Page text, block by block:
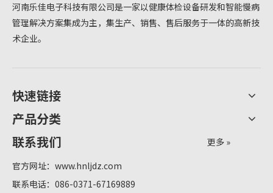
河南乐佳电子科技有限公司是一家以健康体检设备研发和智能慢病
管理解决方案集成为主，集生产、销售、售后服务于一体的高新技
术企业。
快速链接
产品分类
联系我们
更多 »
官方网址： www.hnljdz.com
联系电话：086-0371-67169889